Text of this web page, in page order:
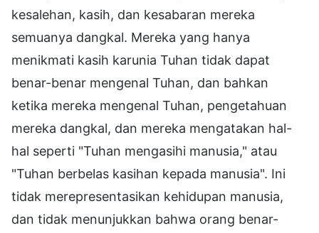
kesalehan, kasih, dan kesabaran mereka
semuanya dangkal. Mereka yang hanya
menikmati kasih karunia Tuhan tidak dapat
benar-benar mengenal Tuhan, dan bahkan
ketika mereka mengenal Tuhan, pengetahuan
mereka dangkal, dan mereka mengatakan hal-
hal seperti "Tuhan mengasihi manusia," atau
"Tuhan berbelas kasihan kepada manusia". Ini
tidak merepresentasikan kehidupan manusia,
dan tidak menunjukkan bahwa orang benar-